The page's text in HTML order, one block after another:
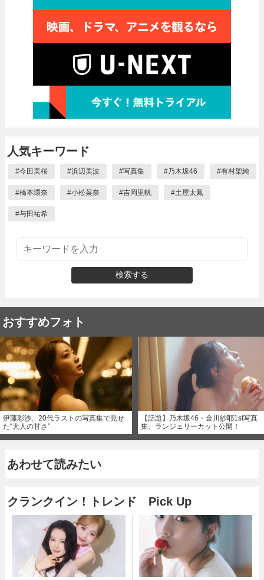
人気キーワード
#今田美桜 #浜辺美波 #写真集 #乃木坂46 #有村架純
#橋本環奈 #小松菜奈 #吉岡里帆 #土屋太鳳
#与田祐希
検索する
おすすめフォト
伊藤彩沙、20代ラストの写真集で見せ
た“大人の甘さ”
【話題】乃木坂46・金川紗耶1st写真
集、ランジェリーカット公開！
あわせて読みたい
クランクイン！トレンド Pick Up